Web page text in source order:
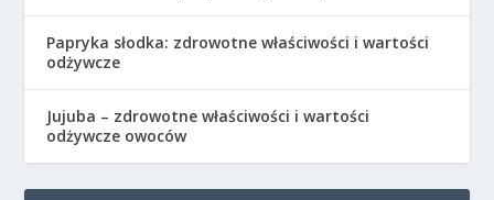
Papryka słodka: zdrowotne właściwości i wartości
odżywcze
Jujuba – zdrowotne właściwości i wartości
odżywcze owoców